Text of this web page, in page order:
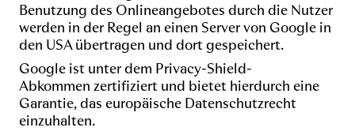
Benutzung des Onlineangebotes durch die Nutzer
werden in der Regel an einen Server von Google in
den USA übertragen und dort gespeichert.
Google ist unter dem Privacy-Shield-
Abkommen zertifiziert und bietet hierdurch eine
Garantie, das europäische Datenschutzrecht
einzuhalten.